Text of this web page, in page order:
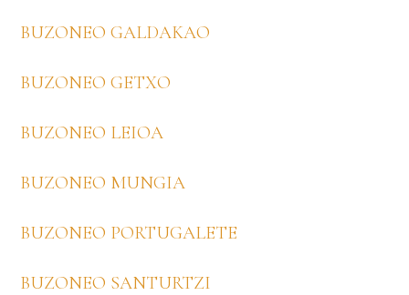
BUZONEO GALDAKAO
BUZONEO GETXO
BUZONEO LEIOA
BUZONEO MUNGIA
BUZONEO PORTUGALETE
BUZONEO SANTURTZI